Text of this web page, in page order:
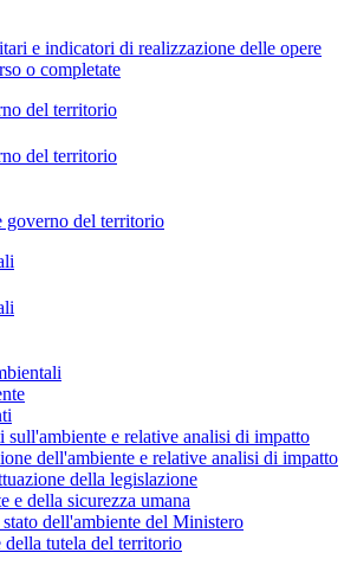
e indicatori di realizzazione delle opere
o completate
del territorio
del territorio
governo del territorio
sull'ambiente e relative analisi di impatto
dell'ambiente e relative analisi di impatto
della legislazione
e della sicurezza umana
dell'ambiente del Ministero
tutela del territorio